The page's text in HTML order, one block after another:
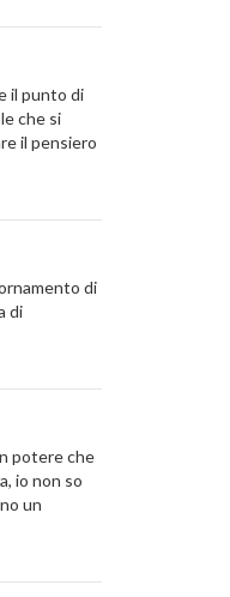
il punto di
che si
il pensiero
di
di
potere che
io non so
un